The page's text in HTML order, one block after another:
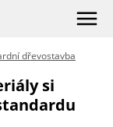
dřevostavba
si